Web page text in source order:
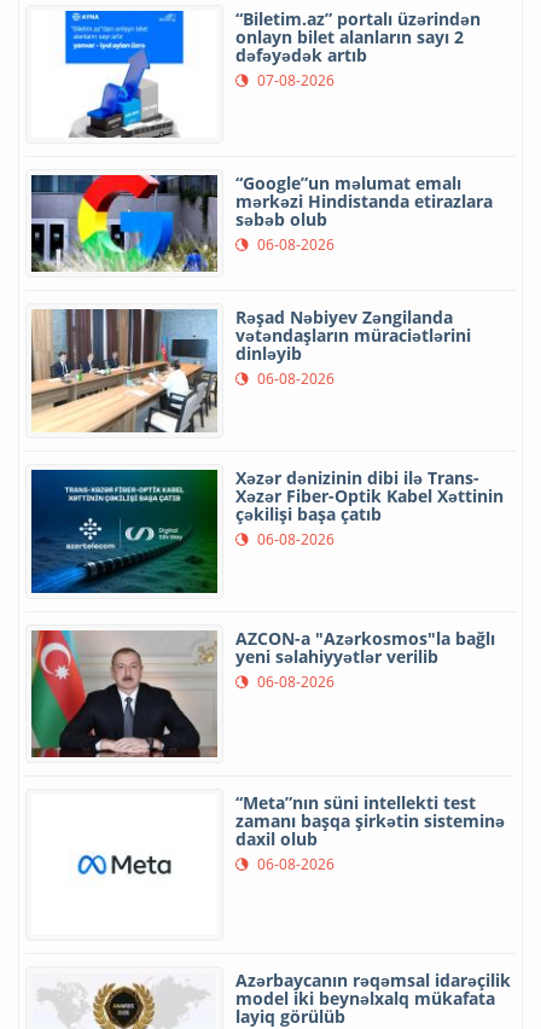
“Biletim.az” portalı üzərindən
onlayn bilet alanların sayı 2
dəfəyədək artıb
07-08-2026
“Google”un məlumat emalı
mərkəzi Hindistanda etirazlara
səbəb olub
06-08-2026
Rəşad Nəbiyev Zəngilanda
vətəndaşların müraciətlərini
dinləyib
06-08-2026
Xəzər dənizinin dibi ilə Trans-
Xəzər Fiber-Optik Kabel Xəttinin
çəkilişi başa çatıb
06-08-2026
AZCON-a "Azərkosmos"la bağlı
yeni səlahiyyətlər verilib
06-08-2026
“Meta”nın süni intellekti test
zamanı başqa şirkətin sisteminə
daxil olub
06-08-2026
Azərbaycanın rəqəmsal idarəçilik
model iki beynəlxalq mükafata
layiq görülüb